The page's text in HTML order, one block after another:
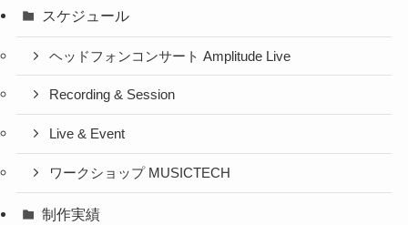
スケジュール
ヘッドフォンコンサート Amplitude Live
Recording & Session
Live & Event
ワークショップ MUSICTECH
制作実績